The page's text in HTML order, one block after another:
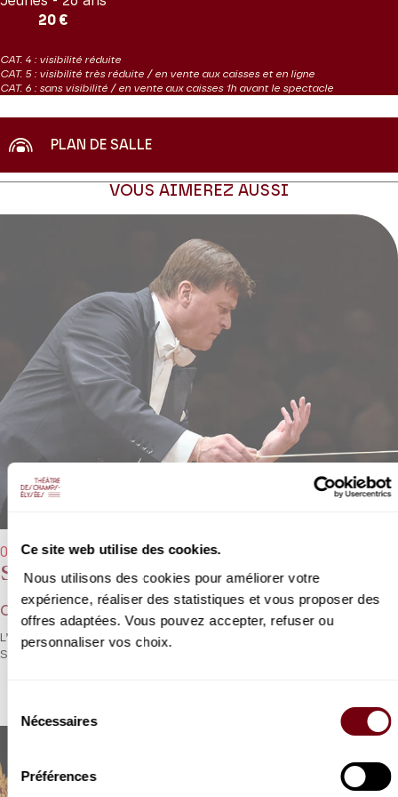
Ce site web utilise des cookies.
Nous utilisons des cookies pour améliorer votre
expérience, réaliser des statistiques et vous proposer des
offres adaptées. Vous pouvez accepter, refuser ou
personnaliser vos choix.
du Nécessaires
Préférences
20 €
CAT. 4 : visibilité réduite
CAT. 5 : visibilité très réduite / en vente aux caisses et en ligne
CAT. 6 : sans visibilité / en vente aux caisses 1h avant le spectacle
PLAN DE SALLE
VOUS AIMEREZ AUSSI
Sächsische Staatskapelle Dresden
02/06/2022 - 20h00
Christian Thielemann
L’ultime monument de Bruckner Par Christian Thielemann et la
Staatskapelle de Dresde.